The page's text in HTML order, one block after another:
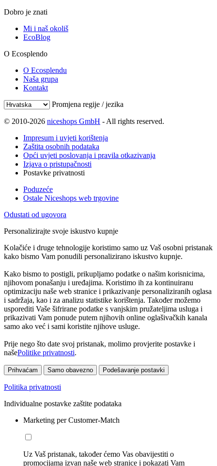
Dobro je znati
Mi i naš okoliš
EcoBlog
O Ecosplendo
O Ecosplendu
Naša grupa
Kontakt
Promjena regije / jezika
© 2010-2026 niceshops GmbH - All rights reserved.
Impresum i uvjeti korištenja
Zaštita osobnih podataka
Opći uvjeti poslovanja i pravila otkazivanja
Izjava o pristupačnosti
Postavke privatnosti
Poduzeće
Ostale Niceshops web trgovine
Odustati od ugovora
Personalizirajte svoje iskustvo kupnje
Kolačiće i druge tehnologije koristimo samo uz Vaš osobni pristanak
kako bismo Vam ponudili personalizirano iskustvo kupnje.
Kako bismo to postigli, prikupljamo podatke o našim korisnicima,
njihovom ponašanju i uređajima. Koristimo ih za kontinuiranu
optimizaciju naše web stranice i prikazivanje personaliziranih oglasa
i sadržaja, kao i za analizu statistike korištenja. Također možemo
usporediti Vaše šifrirane podatke s vanjskim pružateljima usluga i
prikazivati Vam ponude putem njihovih online oglašivačkih kanala
samo ako već i sami koristite njihove usluge.
Prije nego što date svoj pristanak, molimo provjerite postavke i
našePolitike privatnosti.
Prihvaćam Samo obavezno Podešavanje postavki
Politika privatnosti
Individualne postavke zaštite podataka
Marketing per Customer-Match
Uz Vaš pristanak, također ćemo Vas obavijestiti o
promocijama izvan naše web stranice i pokazati Vam